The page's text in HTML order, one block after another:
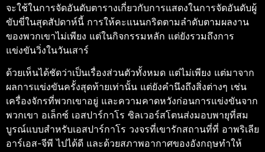
จะใช้ในการจัดอันดับตารางเกี่ยวกับการแสดงในการจัดอันดับผู้
ขับขี่ในสุดสัปดาห์นี้ การให้คะแนนกริดตามลําดับตามผลงาน
ของพวกเขาไม่เพียง แต่ในกิจกรรมหลัก แต่ยังรวมถึงการ
แข่งขันวิ่งในวันเสาร์
ด้วยเห็นได้ชัดว่าเป็นเรื่องส่วนตัวทั้งหมด แต่ไม่เพียง แต่มาจาก
ผลการแข่งขันครั้งสุดท้ายเท่านั้น แต่ยังคํานึงถึงสิ่งต่างๆ เช่น
เครื่องจักรที่พวกเขาอยู่ และความคาดหวังก่อนการแข่งขันจาก
พวกเขา อเล็กซ์ เอสปาร์กาโร ซิลเวอร์สโตนส่งมอบพายุที่สม
บูรณ์แบบสําหรับเอสปาร์กาโร วงจรที่เขารักสถานที่ที่ อาพริเลีย
อาร์เอส-จีพี ไปได้ดี และด้วยสภาพอากาศของอังกฤษทําให้